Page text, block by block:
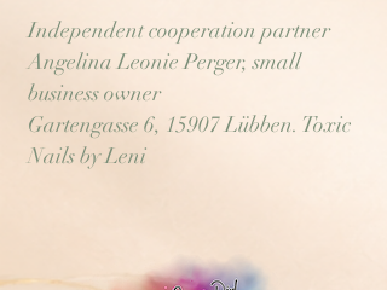
Independent cooperation partner
Angelina Leonie Perger, small
business owner
Gartengasse 6, 15907 Lübben. Toxic
Nails by Leni